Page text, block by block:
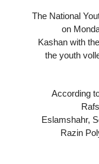
The National
on
Kashan with
the youth
According
Eslamshahr,
Razin